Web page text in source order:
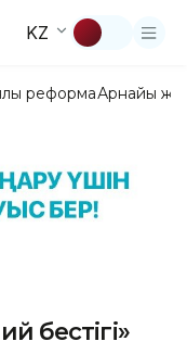
KZ
реформаАрнайы
бестігі»